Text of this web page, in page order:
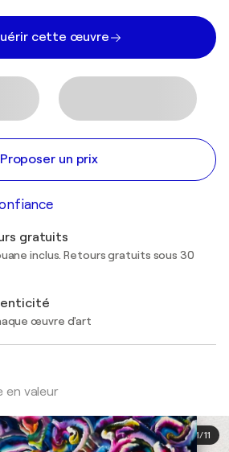
cette œuvre
Proposer un prix
gratuits
inclus. Retours gratuits sous 30
œuvre d'art
en valeur
1/11